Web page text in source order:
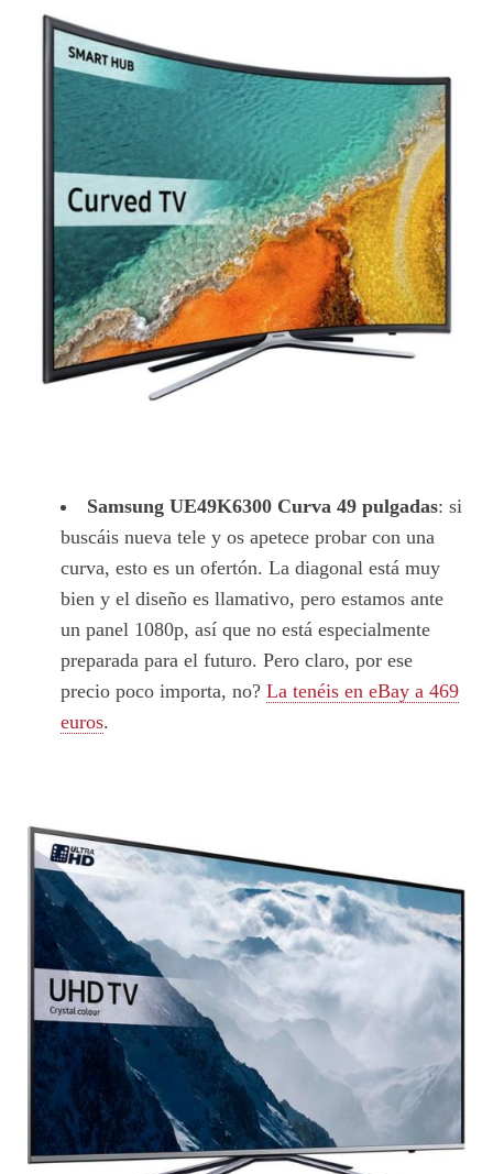
Samsung UE49K6300 Curva 49 pulgadas: si
buscáis nueva tele y os apetece probar con una
curva, esto es un ofertón. La diagonal está muy
bien y el diseño es llamativo, pero estamos ante
un panel 1080p, así que no está especialmente
preparada para el futuro. Pero claro, por ese
precio poco importa, no? La tenéis en eBay a 469
euros.